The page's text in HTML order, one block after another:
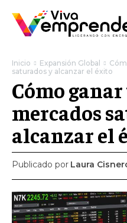
Inicio Expansión Global
saturados y alcanzar el éxito
Cómo
mercados
alcanzar el
Publicado por Laura